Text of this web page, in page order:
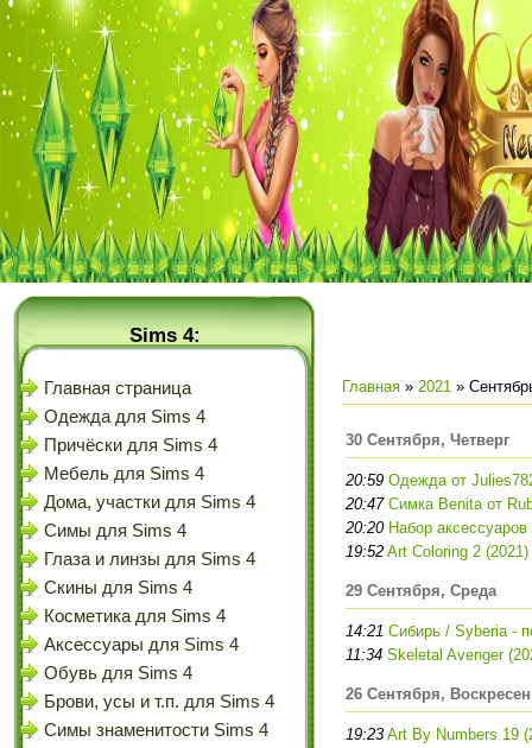
Sims 4:
Главная страница
Одежда для Sims 4
Причёски для Sims 4
Мебель для Sims 4
Дома, участки для Sims 4
Симы для Sims 4
Глаза и линзы для Sims 4
Скины для Sims 4
Косметика для Sims 4
Аксессуары для Sims 4
Обувь для Sims 4
Брови, усы и т.п. для Sims 4
Симы знаменитости Sims 4
Главная » 2021 »
30 Сентября, Четверг
20:59 Одежда от
20:47 Симка Benita от
20:20 Набор
19:52 Art Coloring 2
29 Сентября, Среда
14:21 Сибирь / Syberia -
11:34 Skeletal Avenger
26 Сентября,
19:23 Art By Numbers 19